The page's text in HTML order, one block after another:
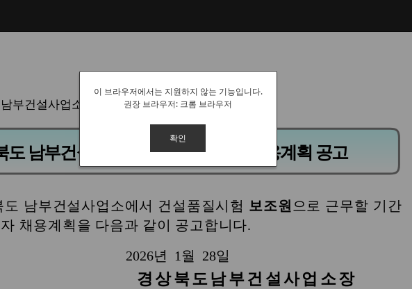
이 브라우저에서는 지원하지 않는 기능입니다.
권장 브라우저: 크롬 브라우저
확인